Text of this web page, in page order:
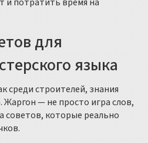
для
языка
среди строителей, знания
Жаргон — не просто игра слов,
советов, которые реально